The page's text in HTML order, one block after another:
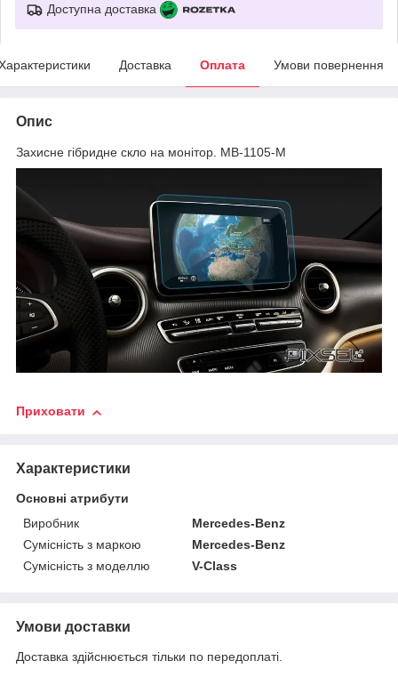
Доступна доставка
Доставка Оплата Умови повернення
Опис
Захисне гібридне скло на монітор. MB-1105-M
Приховати
Характеристики
Основні атрибути
Виробник
Mercedes-Benz
Сумісність з маркою
Mercedes-Benz
Сумісність з моделлю
V-Class
Умови доставки
Доставка здійснюється тільки по передоплаті.